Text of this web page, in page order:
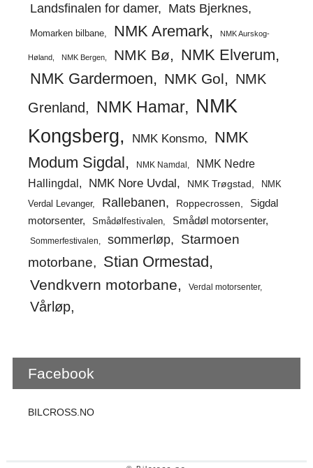
Landsfinalen for damer Mats Bjerknes
Momarken bilbane NMK Aremark NMK Aurskog-
Høland NMK Bergen NMK Bø NMK Elverum
NMK Gardermoen NMK Gol
NMK
Grenland
NMK Hamar
NMK
Kongsberg
NMK Konsmo
NMK
Modum Sigdal
NMK Namdal
NMK Nedre
Hallingdal
NMK Nore Uvdal NMK Trøgstad
NMK
Verdal Levanger
Rallebanen Roppecrossen
Sigdal
motorsenter
Smådølfestivalen Smådøl motorsenter
Sommerfestivalen sommerløp
Starmoen
motorbane
Stian Ormestad
Vendkvern motorbane Verdal motorsenter
Vårløp
Facebook
BILCROSS.NO